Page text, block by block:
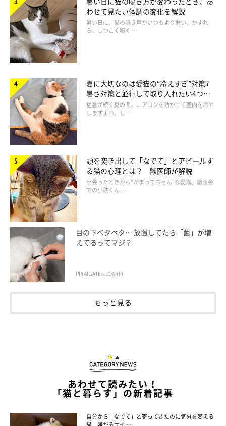
不飽和脂肪酸は、一般的には身体に良い影響を与える成分です
が、過剰に摂取すると体内で酸化し、黄色脂肪症（イエローファ
ット）を引き起こす要因となります。炎症を起こした脂肪は硬化
し、痛みや発熱、食欲不振につながることがあります。
恐れがあります。アニサキスの幼虫は温める程度では死滅しない
ので、与える場合は十分に加熱をし、細かく刻んで与えましょ
う」
わせて見たい体調の変化を解説
暑い日に、猫の鳴き声がいつもより弱い、かすれ
る、しつこく鳴く …
夏に大切なのは愛猫の“冷えすぎ”対策⁉
暑さ対策と並行して取り入れたい4つの
工夫
猛暑が続く夏の間、エアコンを効かせて室内を冷や
しますよね。し …
頭を突き出して「なでて」とアピールす
る猫の心理とは？ 獣医師が解説
出会ったときから“かまってちゃん”な愛猫。譲渡会
での小鉄くん …
目の下ベタベタ… 放置してたら「菌」が増
えてるってマジ？
PR(AIGATE株式会社)
もっと見る
あわせて読みたい！
「猫と暮らす」の新着記事
自分から「なでて」と寄ってきたのに気分を変える